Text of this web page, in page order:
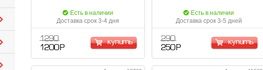
Есть в наличии
Доставка срок 3-4 дня
1 290
1 200 Р
купить
Есть в наличии
Доставка срок 3-5 дней
290
250 Р
купить